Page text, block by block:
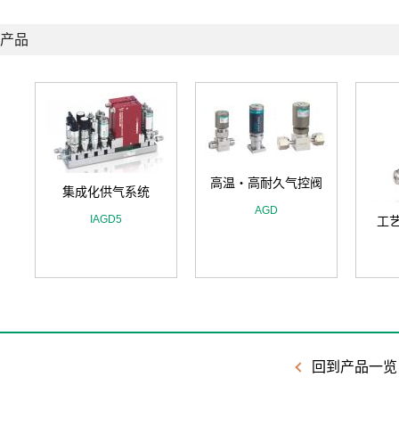
品
集成化供气系统
IAGD5
高温・高耐久气控阀
AGD
工
回到产品一览